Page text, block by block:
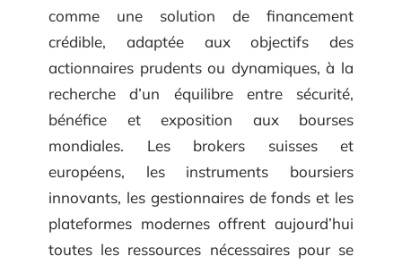
comme une solution de financement
crédible, adaptée aux objectifs des
actionnaires prudents ou dynamiques, à la
recherche d’un équilibre entre sécurité,
bénéfice et exposition aux bourses
mondiales. Les brokers suisses et
européens, les instruments boursiers
innovants, les gestionnaires de fonds et les
plateformes modernes offrent aujourd’hui
toutes les ressources nécessaires pour se